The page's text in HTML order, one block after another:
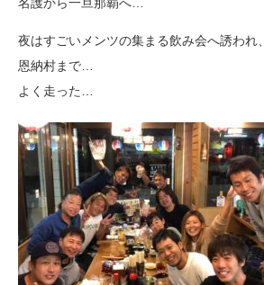
夜はすごいメンツの集まる飲み会へ誘われ、
恩納村まで…
よく走った…